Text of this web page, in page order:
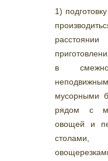
1)
в
мусорными
рядом с
овощей и